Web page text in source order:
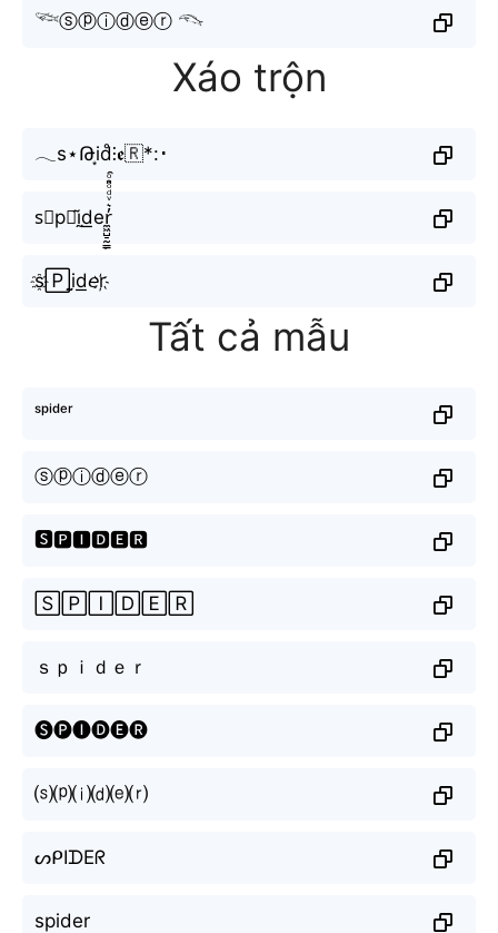
𓆝ⓢⓟⓘⓓⓔⓡ 𓆞
Xáo trộn
𓂃s⋆Թi͙d̊⫶𝖊🇷*:･
s⃕p⋆ḭ̃d͟er̼͖̺̠̰͇̙̓͛ͮͩͦ̎ͦ̑ͅ
s҈🄿i̤̮d͟𝘦r҉
Tất cả mẫu
ˢᵖⁱᵈᵉʳ
ⓢⓟⓘⓓⓔⓡ
🆂🅿🅸🅳🅴🆁
🅂🄿🄸🄳🄴🅁
ｓｐｉｄｅｒ
🅢🅟🅘🅓🅔🅡
⒮⒫⒤⒟⒠⒭
ᔕᑭIᗪEᖇ
spider